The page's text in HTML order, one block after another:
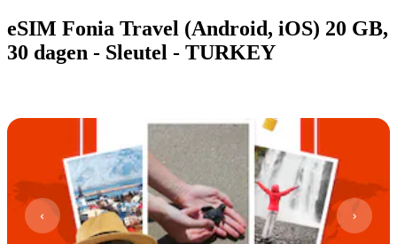
eSIM Fonia Travel (Android, iOS) 20 GB,
30 dagen - Sleutel - TURKEY